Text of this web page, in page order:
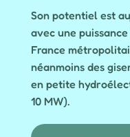
Son potentiel est
avec une
France
néanmoins des
en petite
10 MW).